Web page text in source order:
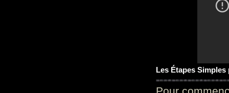
Les Étapes